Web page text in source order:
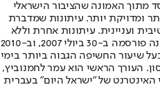
מתוך האמונה שהציבור הישראלי
ומדויקת יותר. עיתונות שמדברת
ועניינית. עיתונות אחרת וללא
תשלום. המהדורה המודפסת הראשונה פורסמה ב-30 ביולי 2007, וב-2010
שיעור החשיפה הגבוה ביותר בימי
העורך הראשי הוא עמר לחמנוביץ,
האינטרנט של "ישראל היום" בעברית